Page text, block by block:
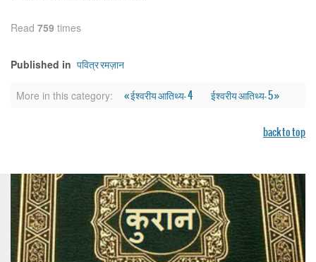
Read 759 times
Published in पवित्र रमज़ान
More in this category: « ईश्वरीय आतिथ्य- 4 ईश्वरीय आतिथ्य- 5 »
back to top